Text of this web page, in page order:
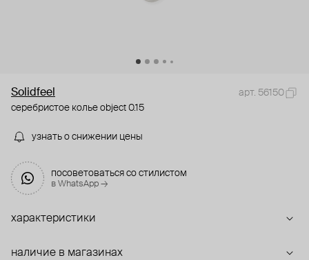
Solidfeel
арт. 56150
серебристое колье object 0.15
узнать о снижении цены
посоветоваться со стилистом
в WhatsApp →
характеристики
наличие в магазинах